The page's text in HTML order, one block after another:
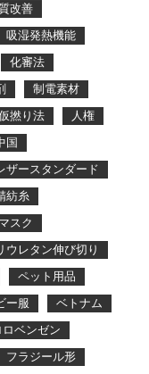
改善
吸湿発熱機能
化審法
制電素材
撚り法
人権
国
ザースタンダード
紡糸
マスク
ウレタン伸び切り
ペット用品
ー服
ベトナム
ベンゼン
フラジール形